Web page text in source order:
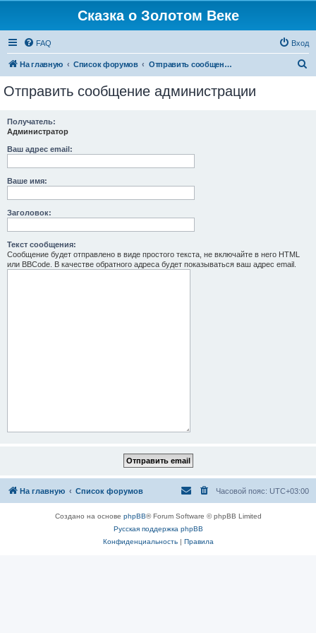
Сказка о Золотом Веке
FAQ Вход
На главную Список форумов Отправить сообщение администрации
Отправить сообщение администрации
Получатель:
Администратор
Ваш адрес email:
Ваше имя:
Заголовок:
Текст сообщения:
Сообщение будет отправлено в виде простого текста, не включайте в него HTML
или BBCode. В качестве обратного адреса будет показываться ваш адрес email.
На главную Список форумов Часовой пояс: UTC+03:00
Создано на основе phpBB® Forum Software © phpBB Limited
Русская поддержка phpBB
Конфиденциальность| Правила